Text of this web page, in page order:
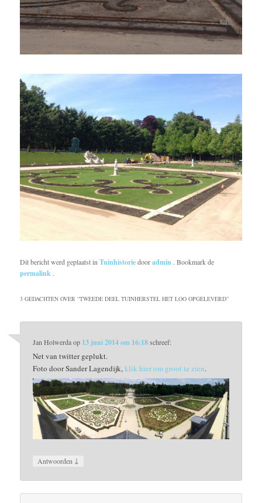
Dit bericht werd geplaatst inTuinhistoriedooradmin . Bookmark de
permalink .
3 GEDACHTEN OVER “TWEEDE DEEL TUINHERSTEL HET LOO OPGELEVERD”
Jan Holwerdaop 13 juni 2014 om 16:18schreef:
Net van twitter geplukt.
Foto door Sander Lagendijk,klik hier om groot te zien.
Antwoorden ↓